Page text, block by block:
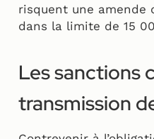
risquent une amende
dans la limite de 15
Les sanctions
transmission